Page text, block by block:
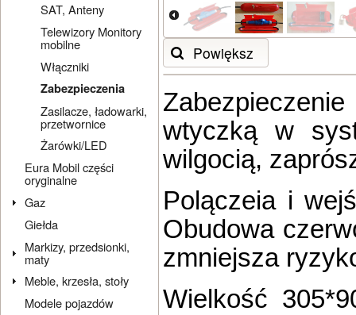
SAT, Anteny
Telewizory Monitory
mobilne
Włączniki
Zabezpieczenia
Zasilacze, ładowarki,
przetwornice
Żarówki/LED
Eura Mobil części
oryginalne
Gaz
Giełda
Markizy, przedsionki,
maty
Meble, krzesła, stoły
Modele pojazdów
Powiększ
wtyczką w
wilgocią,
Polączeia i
Obudowa
zmniejsza
Wielkość